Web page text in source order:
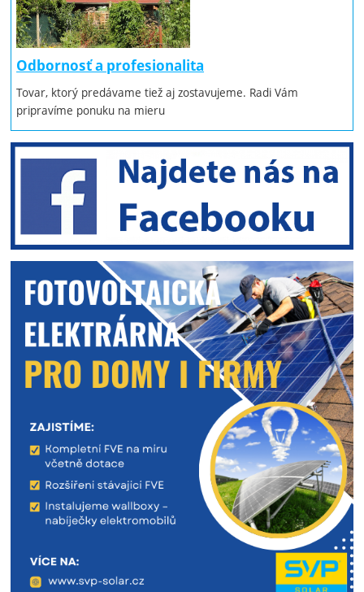
Odbornosť a profesionalita
Tovar, ktorý predávame tiež aj zostavujeme. Radi Vám
pripravíme ponuku na mieru